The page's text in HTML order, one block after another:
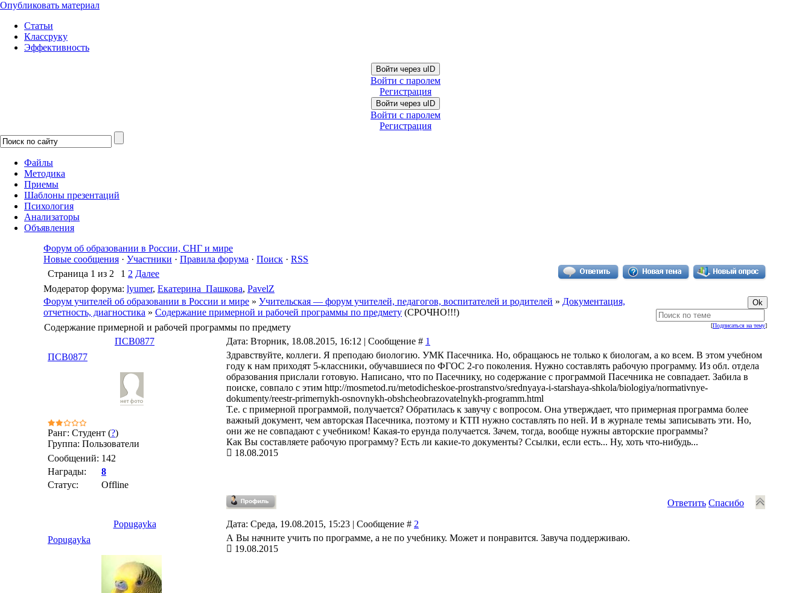
Опубликовать материал
Статьи
Классруку
Эффективность
Войти через uID
Войти с паролем
Регистрация
Войти через uID
Войти с паролем
Регистрация
Файлы
Методика
Приемы
Шаблоны презентаций
Психология
Анализаторы
Объявления
Форум об образовании в России, СНГ и мире
Новые сообщения · Участники · Правила форума · Поиск · RSS
Страница 1 из 2 1 2 Далее
Модератор форума: lyumer, Екатерина_Пашкова, PavelZ
Форум учителей об образовании в России и мире » Учительская — форум учителей, педагогов, воспитателей и родителей » Документация,
отчетность, диагностика » Содержание примерной и рабочей программы по предмету (СРОЧНО!!!)
[Подписаться на тему]
Содержание примерной и рабочей программы по предмету
ПСВ0877
Дата: Вторник, 18.08.2015, 16:12 | Сообщение # 1
ПСВ0877
Ранг: Студент (?)
Группа: Пользователи
Сообщений: 142
Награды:
8
Статус:
Offline
Здравствуйте, коллеги. Я преподаю биологию. УМК Пасечника. Но, обращаюсь не только к биологам, а ко всем. В этом учебном
году к нам приходят 5-классники, обучавшиеся по ФГОС 2-го поколения. Нужно составлять рабочую программу. Из обл. отдела
образования прислали готовую. Написано, что по Пасечнику, но содержание с программой Пасечника не совпадает. Забила в
поиске, совпало с этим http://mosmetod.ru/metodicheskoe-prostranstvo/srednyaya-i-starshaya-shkola/biologiya/normativnye-
dokumenty/reestr-primernykh-osnovnykh-obshcheobrazovatelnykh-programm.html
Т.е. с примерной программой, получается? Обратилась к завучу с вопросом. Она утверждает, что примерная программа более
важный документ, чем авторская Пасечника, поэтому и КТП нужно составлять по ней. И в журнале темы записывать эти. Но,
они же не совпадают с учебником! Какая-то ерунда получается. Зачем, тогда, вообще нужны авторские программы?
Как Вы составляете рабочую программу? Есть ли какие-то документы? Ссылки, если есть... Ну, хоть что-нибудь...
18.08.2015
Ответить Спасибо
Popugayka Дата: Среда, 19.08.2015, 15:23 | Сообщение # 2
Popugayka
А Вы начните учить по программе, а не по учебнику. Может и понравится. Завуча поддерживаю.
19.08.2015